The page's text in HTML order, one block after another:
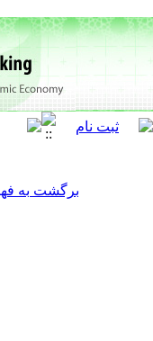
برگشت به